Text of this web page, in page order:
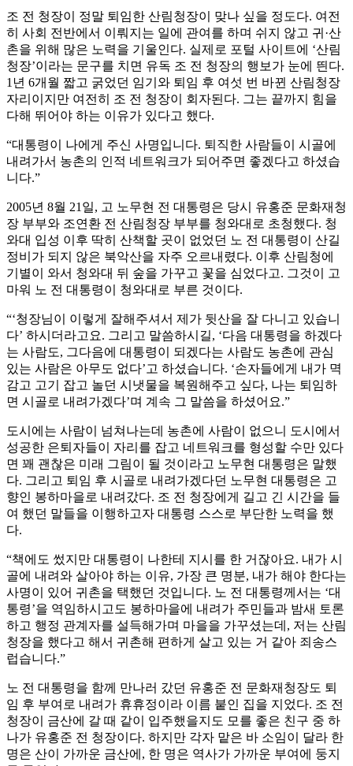
조 전 청장이 정말 퇴임한 산림청장이 맞나 싶을 정도다. 여전
히 사회 전반에서 이뤄지는 일에 관여를 하며 쉬지 않고 귀·산
촌을 위해 많은 노력을 기울인다. 실제로 포털 사이트에 ‘산림
청장’이라는 문구를 치면 유독 조 전 청장의 행보가 눈에 띈다.
1년 6개월 짧고 굵었던 임기와 퇴임 후 여섯 번 바뀐 산림청장
자리이지만 여전히 조 전 청장이 회자된다. 그는 끝까지 힘을
다해 뛰어야 하는 이유가 있다고 했다.
“대통령이 나에게 주신 사명입니다. 퇴직한 사람들이 시골에
내려가서 농촌의 인적 네트워크가 되어주면 좋겠다고 하셨습
니다.”
2005년 8월 21일, 고 노무현 전 대통령은 당시 유홍준 문화재청
장 부부와 조연환 전 산림청장 부부를 청와대로 초청했다. 청
와대 입성 이후 딱히 산책할 곳이 없었던 노 전 대통령이 산길
정비가 되지 않은 북악산을 자주 오르내렸다. 이후 산림청에
기별이 와서 청와대 뒤 숲을 가꾸고 꽃을 심었다고. 그것이 고
마워 노 전 대통령이 청와대로 부른 것이다.
“‘청장님이 이렇게 잘해주셔서 제가 뒷산을 잘 다니고 있습니
다’ 하시더라고요. 그리고 말씀하시길, ‘다음 대통령을 하겠다
는 사람도, 그다음에 대통령이 되겠다는 사람도 농촌에 관심
있는 사람은 아무도 없다’고 하셨습니다. ‘손자들에게 내가 멱
감고 고기 잡고 놀던 시냇물을 복원해주고 싶다, 나는 퇴임하
면 시골로 내려가겠다’며 계속 그 말씀을 하셨어요.”
도시에는 사람이 넘쳐나는데 농촌에 사람이 없으니 도시에서
성공한 은퇴자들이 자리를 잡고 네트워크를 형성할 수만 있다
면 꽤 괜찮은 미래 그림이 될 것이라고 노무현 대통령은 말했
다. 그리고 퇴임 후 시골로 내려가겠다던 노무현 대통령은 고
향인 봉하마을로 내려갔다. 조 전 청장에게 길고 긴 시간을 들
여 했던 말들을 이행하고자 대통령 스스로 부단한 노력을 했
다.
“책에도 썼지만 대통령이 나한테 지시를 한 거잖아요. 내가 시
골에 내려와 살아야 하는 이유, 가장 큰 명분, 내가 해야 한다는
사명이 있어 귀촌을 택했던 것입니다. 노 전 대통령께서는 ‘대
통령’을 역임하시고도 봉하마을에 내려가 주민들과 밤새 토론
하고 행정 관계자를 설득해가며 마을을 가꾸셨는데, 저는 산림
청장을 했다고 해서 귀촌해 편하게 살고 있는 거 같아 죄송스
럽습니다.”
노 전 대통령을 함께 만나러 갔던 유홍준 전 문화재청장도 퇴
임 후 부여로 내려가 휴휴정이라 이름 붙인 집을 지었다. 조 전
청장이 금산에 갈 때 같이 입주했을지도 모를 좋은 친구 중 하
나가 유홍준 전 청장이다. 하지만 각자 맡은 바 소임이 달라 한
명은 산이 가까운 금산에, 한 명은 역사가 가까운 부여에 둥지